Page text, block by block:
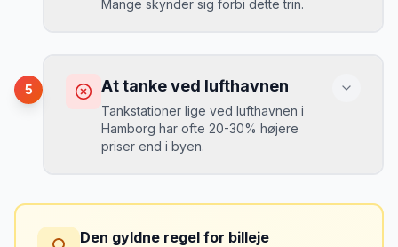
kr. i selvrisiko. Siden har jeg altid
Løsning
Mange skynder sig forbi dette trin.
Du kan blive opkrævet for skader, der
var der før du fik bilen.
Løsning
brændstofmåleren.
5 At tanke ved lufthavnen
Tankstationer lige ved lufthavnen i
Hamborg har ofte 20-30% højere
priser end i byen.
sidste tankning.
Den gyldne regel for billeje